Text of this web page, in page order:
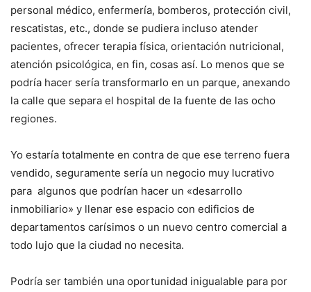
personal médico, enfermería, bomberos, protección civil,
rescatistas, etc., donde se pudiera incluso atender
pacientes, ofrecer terapia física, orientación nutricional,
atención psicológica, en fin, cosas así. Lo menos que se
podría hacer sería transformarlo en un parque, anexando
la calle que separa el hospital de la fuente de las ocho
regiones.
Yo estaría totalmente en contra de que ese terreno fuera
vendido, seguramente sería un negocio muy lucrativo
para algunos que podrían hacer un «desarrollo
inmobiliario» y llenar ese espacio con edificios de
departamentos carísimos o un nuevo centro comercial a
todo lujo que la ciudad no necesita.
Podría ser también una oportunidad inigualable para por